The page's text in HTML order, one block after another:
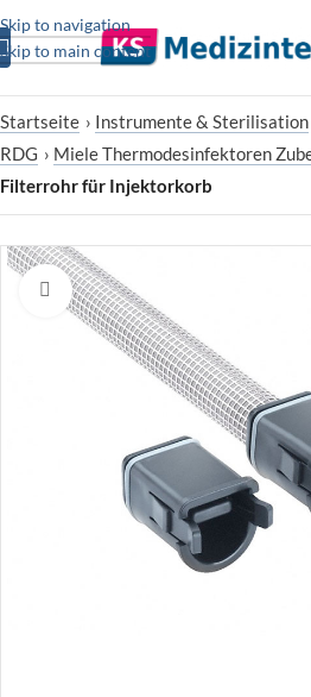
Skip to navigation
Skip to main content
Startseite › Instrumente & Sterilisation
RDG › Miele Thermodesinfektoren
Filterrohr für Injektorkorb
Zum Vergrößern klicken